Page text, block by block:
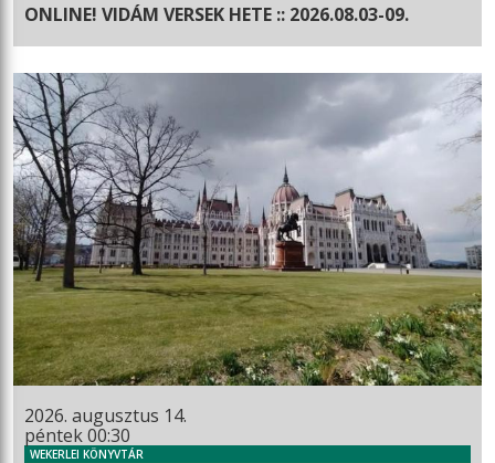
ONLINE! VIDÁM VERSEK HETE :: 2026.08.03-09.
2026. augusztus 14.
péntek 00:30
WEKERLEI KÖNYVTÁR